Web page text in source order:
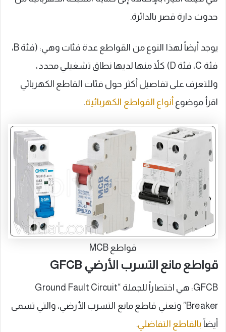
حدوث دارة قصر بالدائرة.
يوجد أيضاً لهذا النوع من القواطع عدة فئات وهي: (فئة B،
فئة C، فئة D) كلاً منها لديها نطاق تشغيلي محدد،
وللتعرف على تفاصيل أكثر حول فئات القاطع الكهربائي
اقرأ موضوع أنواع القواطع الكهربائية.
قواطع MCB
قواطع مانع التسرب الأرضي GFCB
GFCB: هي اختصاراً للجملة “Ground Fault Circuit
Breaker” وتعني قاطع مانع التسرب الأرضي، والتي تسمى
أيضاً بالقاطع التفاضلي.